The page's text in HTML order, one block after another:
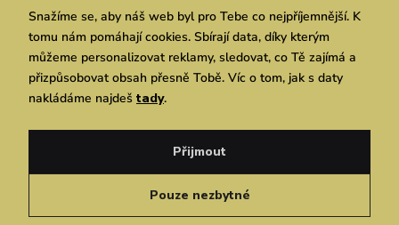
Simplia.cz
Zásady ochrany osobních údajů
Čeština
Snažíme se, aby náš web byl pro Tebe co nejpříjemnější. K
tomu nám pomáhají cookies. Sbírají data, díky kterým
můžeme personalizovat reklamy, sledovat, co Tě zajímá a
přizpůsobovat obsah přesně Tobě. Víc o tom, jak s daty
nakládáme najdeš tady.
Pouze nezbytné
Přijmout